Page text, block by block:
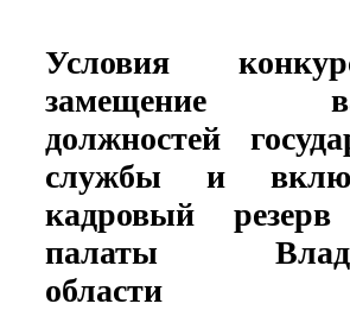
Условия
замещение
должностей
службы и
кадровый
палаты
области